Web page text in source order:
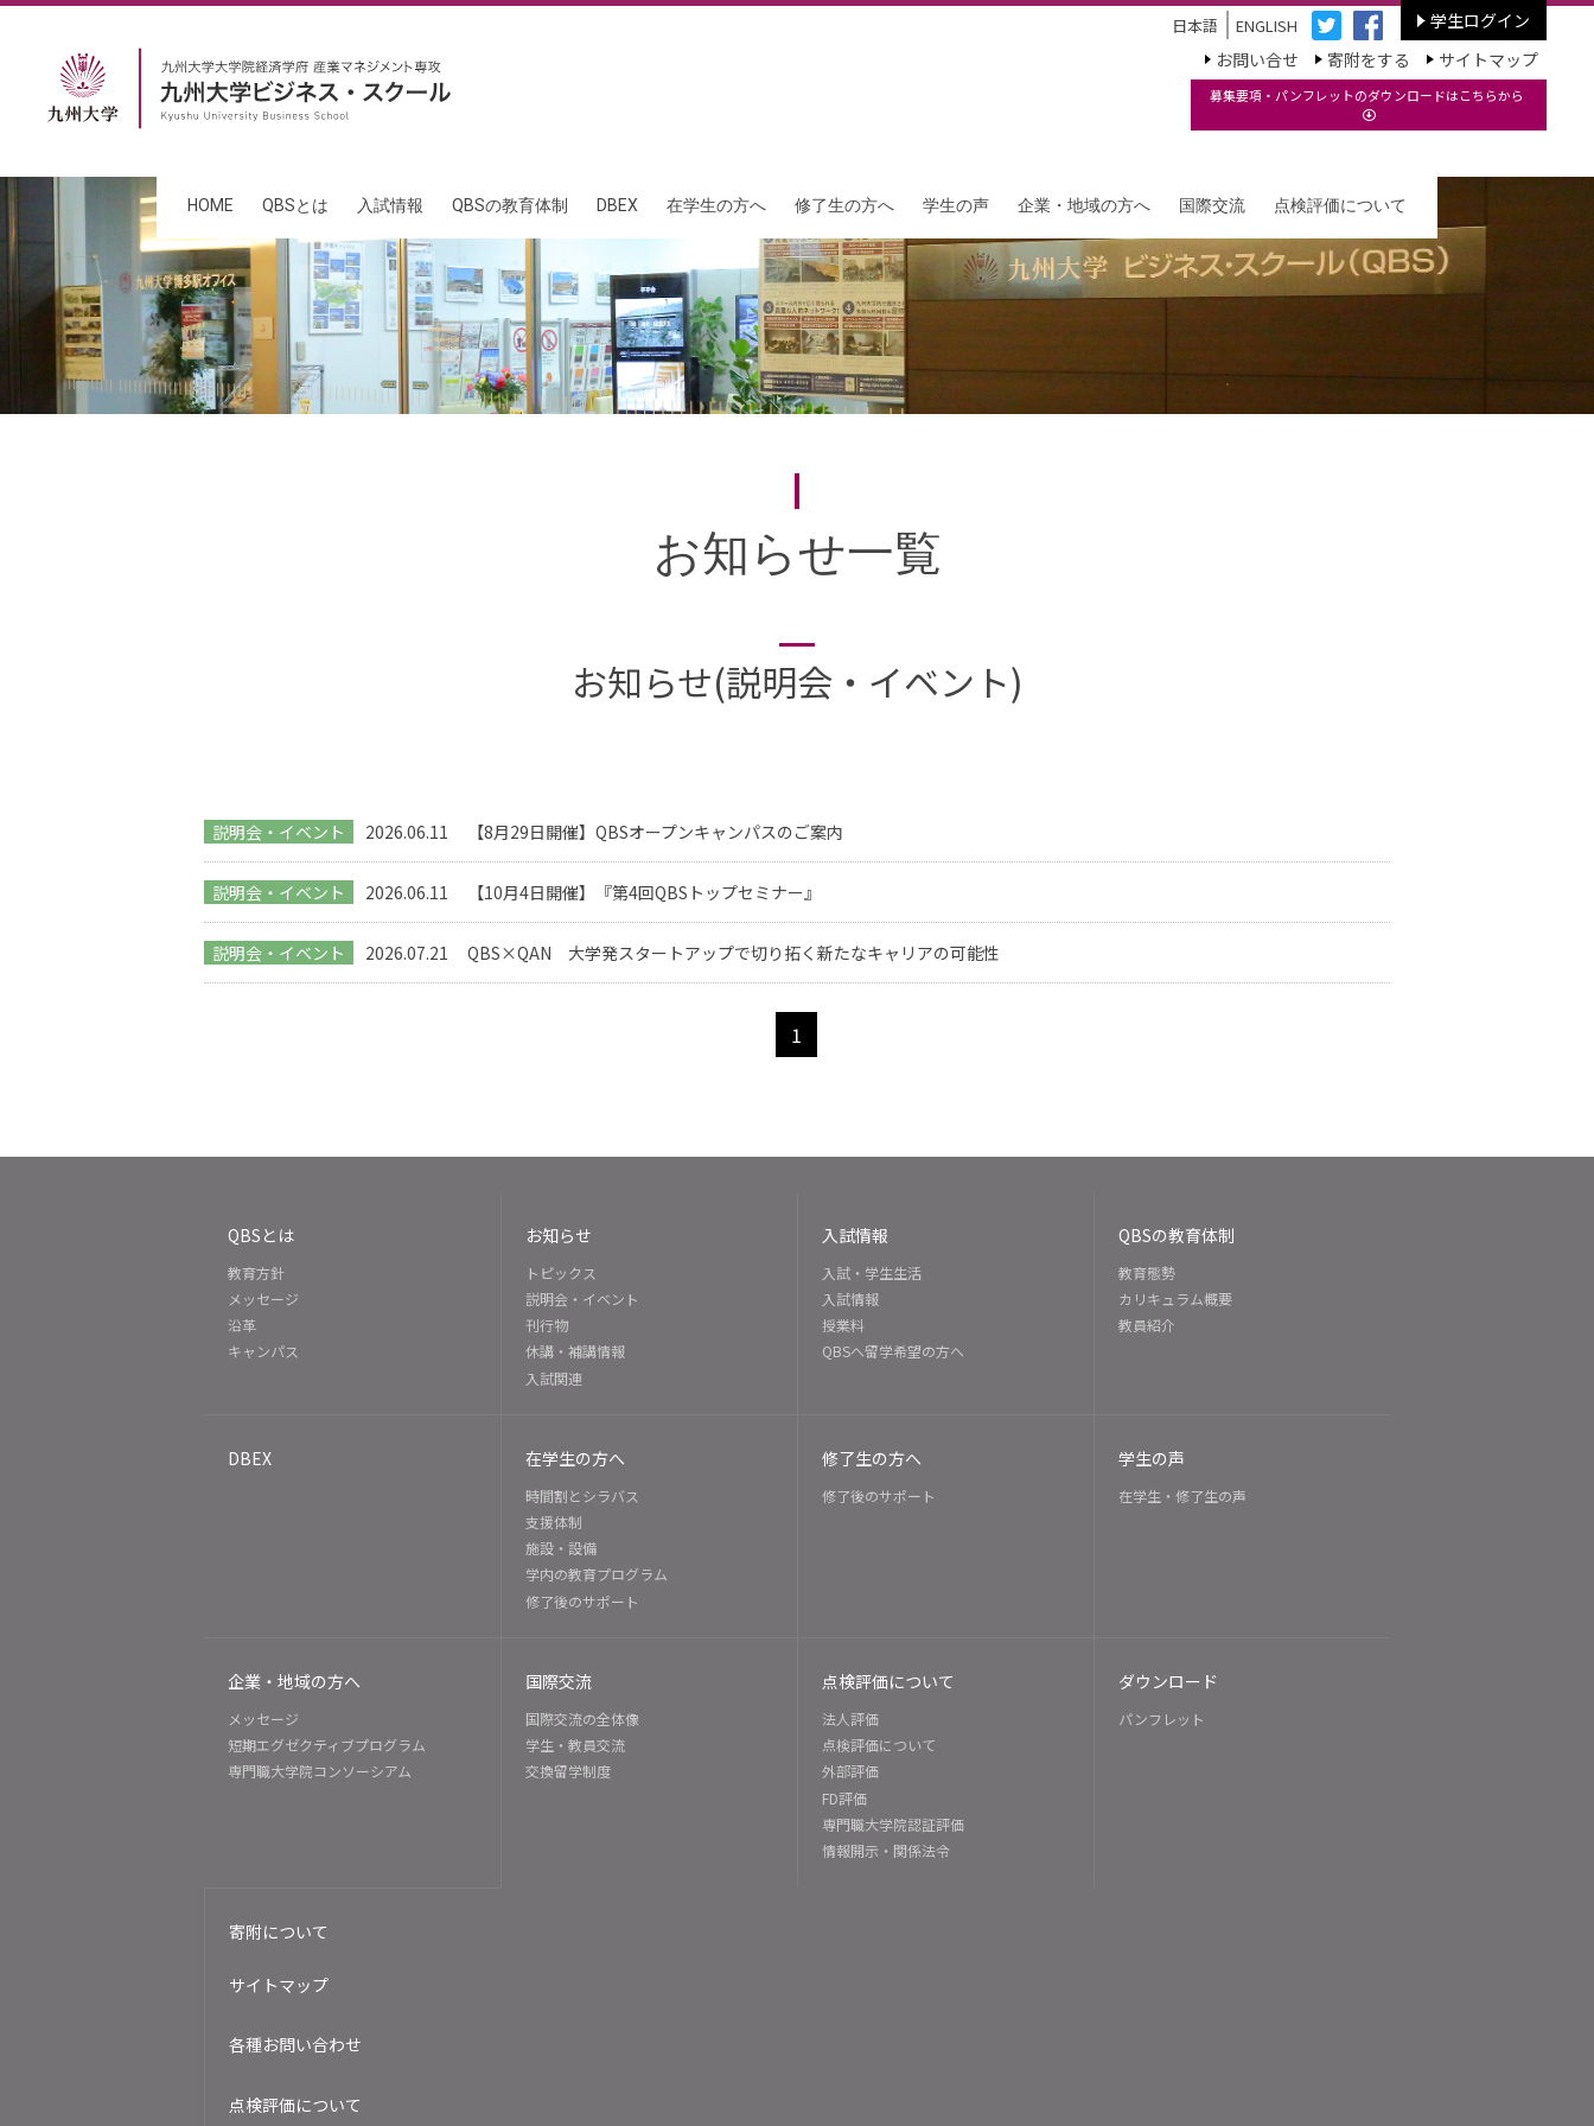
日本語 ENGLISH
学生ログイン
お問い合せ
寄附をする サイトマップ
募集要項・パンフレットのダウンロードはこちらから
HOME QBSとは 入試情報 QBSの教育体制 DBEX 在学生の方へ 修了生の方へ 学生の声 企業・地域の方へ 国際交流 点検評価について
お知らせ一覧
お知らせ(説明会・イベント)
説明会・イベント 2026.06.11 【8月29日開催】QBSオープンキャンパスのご案内
説明会・イベント 2026.06.11 【10月4日開催】『第4回QBSトップセミナー』
説明会・イベント 2026.07.21 QBS×QAN 大学発スタートアップで切り拓く新たなキャリアの可能性
1
QBSとは
教育方針
メッセージ
沿革
キャンパス
お知らせ
トピックス
説明会・イベント
刊行物
休講・補講情報
入試関連
入試情報
入試・学生生活
入試情報
授業料
QBSへ留学希望の方へ
QBSの教育体制
教育態勢
カリキュラム概要
教員紹介
DBEX 在学生の方へ
時間割とシラバス
支援体制
施設・設備
学内の教育プログラム
修了後のサポート
修了生の方へ
修了後のサポート
学生の声
在学生・修了生の声
企業・地域の方へ
メッセージ
短期エグゼクティブプログラム
専門職大学院コンソーシアム
国際交流
国際交流の全体像
学生・教員交流
交換留学制度
点検評価について
法人評価
点検評価について
外部評価
FD評価
専門職大学院認証評価
情報開示・関係法令
ダウンロード
パンフレット
寄附について
サイトマップ
各種お問い合わせ
点検評価について